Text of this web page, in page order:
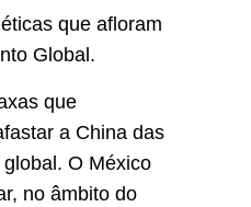
que afloram
Global.
que
a China das
O México
no âmbito do